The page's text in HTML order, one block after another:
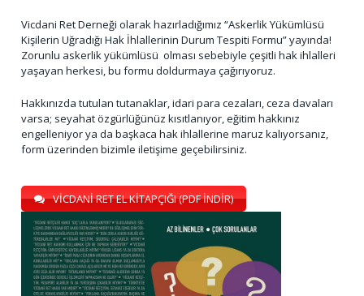
Vicdani Ret Derneği olarak hazırladığımız “Askerlik Yükümlüsü
Kişilerin Uğradığı Hak İhlallerinin Durum Tespiti Formu” yayında!
Zorunlu askerlik yükümlüsü olması sebebiyle çeşitli hak ihlalleri
yaşayan herkesi, bu formu doldurmaya çağırıyoruz.
Hakkınızda tutulan tutanaklar, idari para cezaları, ceza davaları
varsa; seyahat özgürlüğünüz kısıtlanıyor, eğitim hakkınız
engelleniyor ya da başkaca hak ihlallerine maruz kalıyorsanız,
form üzerinden bizimle iletişime geçebilirsiniz.
VİCDANİ RET EL KİTAPÇIĞI (PDF İNDİR)